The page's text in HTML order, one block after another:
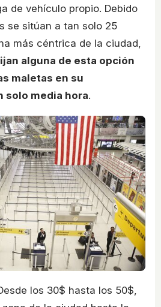
de vehículo propio. Debido
se sitúan a tan solo 25
más céntrica de la ciudad,
alguna de esta opción
maletas en su
solo media hora.
los 30$ hasta los 50$,